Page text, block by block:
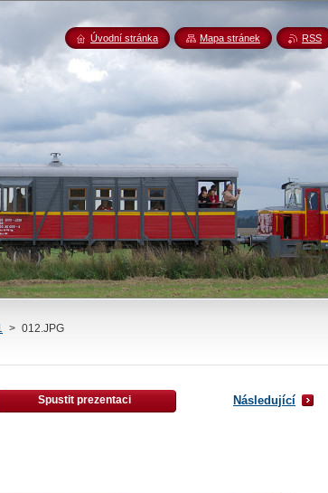
> 012.JPG
Spustit prezentaci Následující
Úvodní stránka Mapa stránek RSS